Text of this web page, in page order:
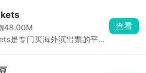
好。界面干净，无开屏、弹窗
广告，听歌无干扰。
48.00M
是专门买海外演出票的平
诺假票 / 无法入场全额退款 +
查看